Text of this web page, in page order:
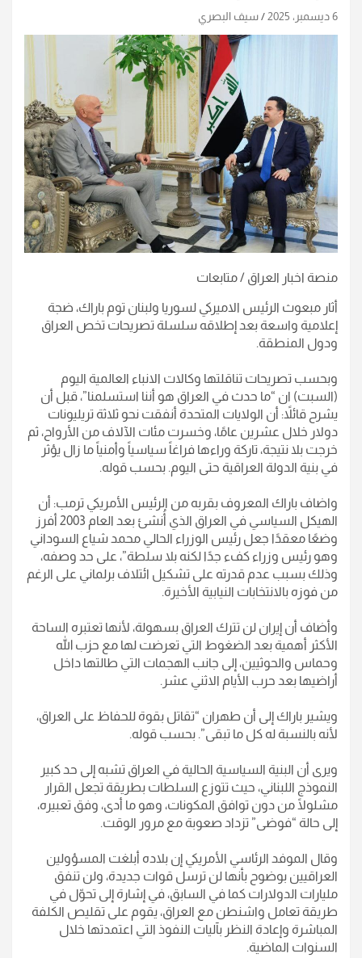
6 ديسمبر، 2025 سيف البصري
منصة اخبار العراق / متابعات
أثار مبعوث الرئيس الاميركي لسوريا ولبنان توم باراك، ضجة
إعلامية واسعة بعد إطلاقه سلسلة تصريحات تخص العراق
ودول المنطقة.
وبحسب تصريحات تناقلتها وكالات الانباء العالمية اليوم
(السبت) ان “ما حدث في العراق هو أننا استسلمنا”، قبل أن
يشرح قائلاً: أن الولايات المتحدة أنفقت نحو ثلاثة تريليونات
دولار خلال عشرين عامًا، وخسرت مئات الآلاف من الأرواح، ثم
خرجت بلا نتيجة، تاركة وراءها فراغاً سياسياً وأمنياً ما زال يؤثر
في بنية الدولة العراقية حتى اليوم. بحسب قوله.
واضاف باراك المعروف بقربه من الرئيس الأمريكي ترمب: أن
الهيكل السياسي في العراق الذي أُنشئ بعد العام 2003 أفرز
وضعًا معقدًا جعل رئيس الوزراء الحالي محمد شياع السوداني
وهو رئيس وزراء كفء جدًا لكنه بلا سلطة”، على حد وصفه،
وذلك بسبب عدم قدرته على تشكيل ائتلاف برلماني على الرغم
من فوزه بالانتخابات النيابية الأخيرة.
وأضاف أن إيران لن تترك العراق بسهولة، لأنها تعتبره الساحة
الأكثر أهمية بعد الضغوط التي تعرضت لها مع حزب الله
وحماس والحوثيين، إلى جانب الهجمات التي طالتها داخل
أراضيها بعد حرب الأيام الاثني عشر.
ويشير باراك إلى أن طهران “تقاتل بقوة للحفاظ على العراق،
لأنه بالنسبة له كل ما تبقى”. بحسب قوله.
ويرى أن البنية السياسية الحالية في العراق تشبه إلى حد كبير
النموذج اللبناني، حيث تتوزع السلطات بطريقة تجعل القرار
مشلولًا من دون توافق المكونات، وهو ما أدى، وفق تعبيره،
إلى حالة “فوضى” تزداد صعوبة مع مرور الوقت.
وقال الموفد الرئاسي الأمريكي إن بلاده أبلغت المسؤولين
العراقيين بوضوح بأنها لن ترسل قوات جديدة، ولن تنفق
مليارات الدولارات كما في السابق، في إشارة إلى تحوّل في
طريقة تعامل واشنطن مع العراق، يقوم على تقليص الكلفة
المباشرة وإعادة النظر بآليات النفوذ التي اعتمدتها خلال
السنوات الماضية.